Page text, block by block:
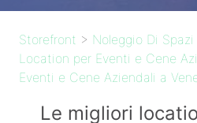
Storefront > Noleggio Di
Location per Eventi e Cene
Eventi e Cene Aziendali a
Le migliori